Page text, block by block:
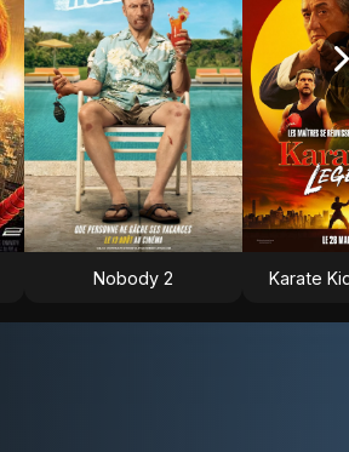
Nobody 2 Karate